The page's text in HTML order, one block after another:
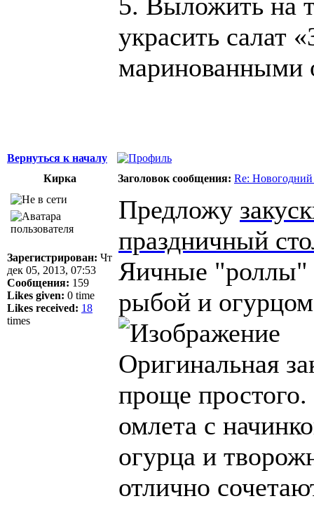
украсить салат
маринованными
Вернуться к началу
Кирка
Заголовок сообщения: Re: Новогодний
Зарегистрирован: Чт
дек 05, 2013, 07:53
Сообщения: 159
Likes given: 0 time
Likes received: 18
times
Предложу
праздничный
Яичные "роллы"
рыбой и огурцом
Оригинальная
проще простого.
омлета с
огурца и
отлично